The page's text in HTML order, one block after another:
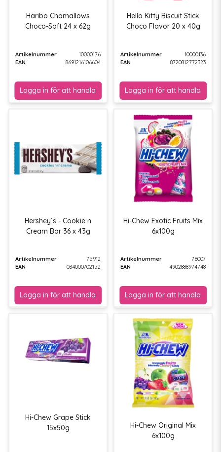
Haribo Chamallows
Choco-Soft 24 x 62g
Artikelnummer
10000176
EAN
8691216106604
Hello Kitty Biscuit Stick
Choco Flavor 20 x 40g
Artikelnummer
10000136
EAN
8720812772323
Hershey´s - Cookie n
Cream Bar 36 x 43g
Artikelnummer
75912
EAN
034000702152
Hi-Chew Exotic Fruits Mix
6x100g
Artikelnummer
76007
EAN
4902888974748
Hi-Chew Grape Stick
15x50g
Hi-Chew Original Mix
6x100g